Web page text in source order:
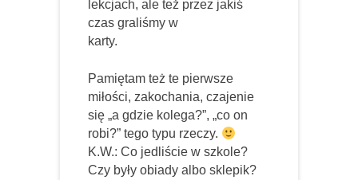
lekcjach, ale też przez jakiś
czas graliśmy w
karty.
Pamiętam też te pierwsze
miłości, zakochania, czajenie
się „a gdzie kolega?”, „co on
robi?” tego typu rzeczy.
K.W.: Co jedliście w szkole?
Czy były obiady albo sklepik?